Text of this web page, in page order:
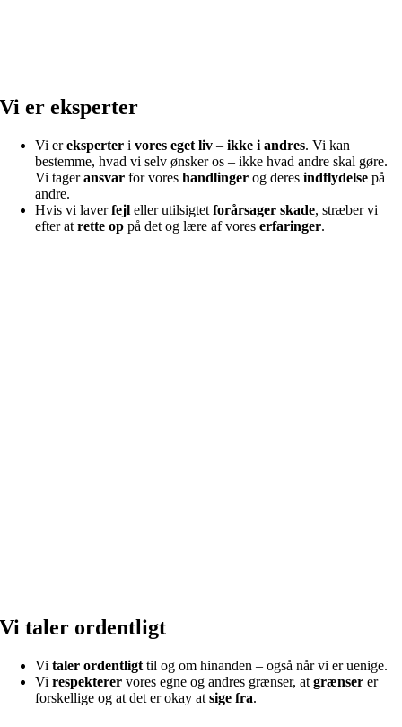
Vi er eksperter
Vi ereksperter ivores eget liv –ikke i andres. Vi kan
bestemme, hvad vi selv ønsker os – ikke hvad andre skal gøre.
Vi tageransvar for voreshandlinger og deresindflydelse på
andre.
Hvis vi laverfejl eller utilsigtetforårsager skade, stræber vi
efter atrette op på det og lære af voreserfaringer.
Vi taler ordentligt
Vitaler ordentligt til og om hinanden – også når vi er uenige.
Virespekterer vores egne og andres grænser, atgrænser er
forskellige og at det er okay atsige fra.